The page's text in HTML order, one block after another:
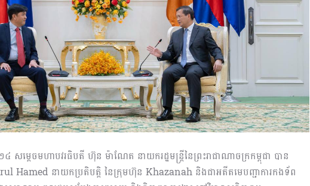
ព័ត៌មាន​
និង
២៤ សម្ដេចមហាបវរធិបតី ហ៊ុន ម៉ាណែត នាយករដ្ឋមន្ត្រីនៃព្រះរាជាណាចក្រកម្ពុជា បាន
Hamed នាយកប្រតិបត្តិ នៃក្រុមហ៊ុន Khazanah និងជាអតីតមេបញ្ជាការកងទ័ព